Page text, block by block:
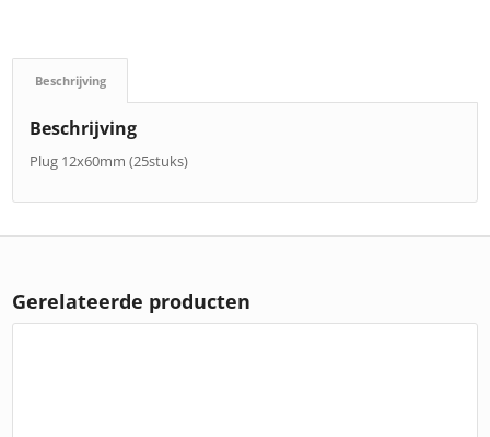
Beschrijving
Beschrijving
Plug 12x60mm (25stuks)
Gerelateerde producten